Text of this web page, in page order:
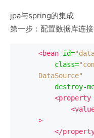
jpa与spring的集成
第一步：配置数据库连
<bean id=
class=
DataSource"
destroy-
<property
>
</